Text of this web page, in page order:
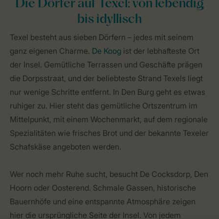
Die Dörfer auf Texel: von lebendig
bis idyllisch
Texel besteht aus sieben Dörfern – jedes mit seinem
ganz eigenen Charme. De Koog ist der lebhafteste Ort
der Insel. Gemütliche Terrassen und Geschäfte prägen
die Dorpsstraat, und der beliebteste Strand Texels liegt
nur wenige Schritte entfernt. In Den Burg geht es etwas
ruhiger zu. Hier steht das gemütliche Ortszentrum im
Mittelpunkt, mit einem Wochenmarkt, auf dem regionale
Spezialitäten wie frisches Brot und der bekannte Texeler
Schafskäse angeboten werden.
Wer noch mehr Ruhe sucht, besucht De Cocksdorp, Den
Hoorn oder Oosterend. Schmale Gassen, historische
Bauernhöfe und eine entspannte Atmosphäre zeigen
hier die ursprüngliche Seite der Insel. Von jedem